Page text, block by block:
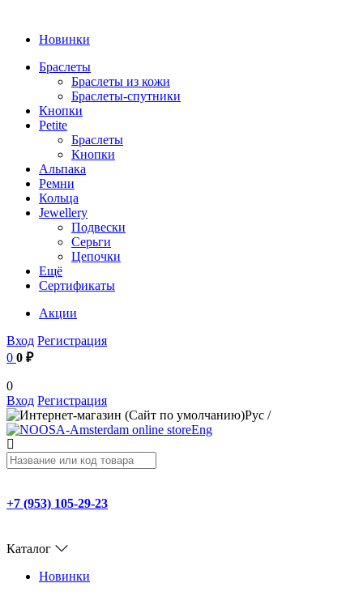
Новинки
Браслеты
Браслеты из кожи
Браслеты-спутники
Кнопки
Petite
Браслеты
Кнопки
Альпака
Ремни
Кольца
Jewellery
Подвески
Серьги
Цепочки
Ещё
Сертификаты
Акции
Вход Регистрация
0 0 ₽
0
Вход Регистрация
Рус /
Eng
+7 (953) 105-29-23
Каталог
Новинки